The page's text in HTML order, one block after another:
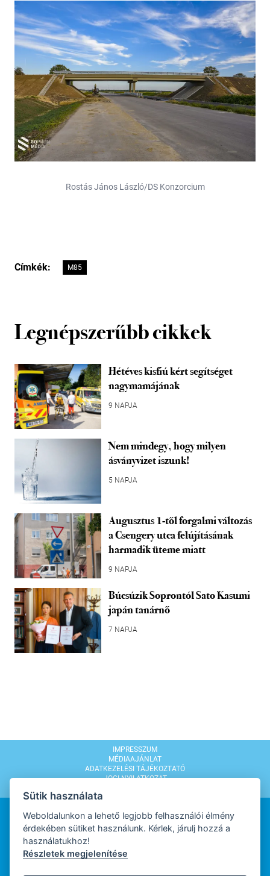
Rostás János László/DS Konzorcium
Címkék: M85
Legnépszerűbb cikkek
Hétéves kisfiú kért segítséget
nagymamájának
9 NAPJA
Nem mindegy, hogy milyen
ásványvizet iszunk!
5 NAPJA
Augusztus 1-től forgalmi változás
a Csengery utca felújításának
harmadik üteme miatt
9 NAPJA
Búcsúzik Soprontól Sato Kasumi
japán tanárnő
7 NAPJA
IMPRESSZUM
MÉDIAAJÁNLAT
ADATKEZELÉSI TÁJÉKOZTATÓ
JOGI NYILATKOZAT
WEBDESIGN
Sütik használata
Weboldalunkon a lehető legjobb felhasználói élmény
érdekében sütiket használunk. Kérlek, járulj hozzá a
használatukhoz!
Részletek megjelenítése